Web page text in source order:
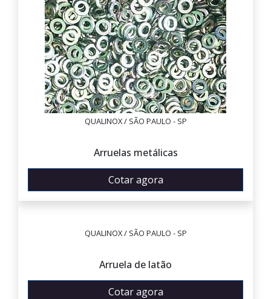
QUALINOX / SÃO PAULO - SP
Arruelas metálicas
Cotar agora
QUALINOX / SÃO PAULO - SP
Arruela de latão
Cotar agora